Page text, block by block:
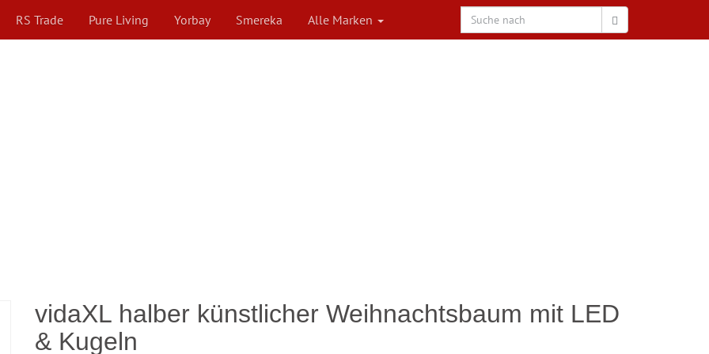
RS Trade Pure Living Yorbay Smereka Alle Marken
vidaXL halber künstlicher Weihnachtsbaum mit LED
& Kugeln